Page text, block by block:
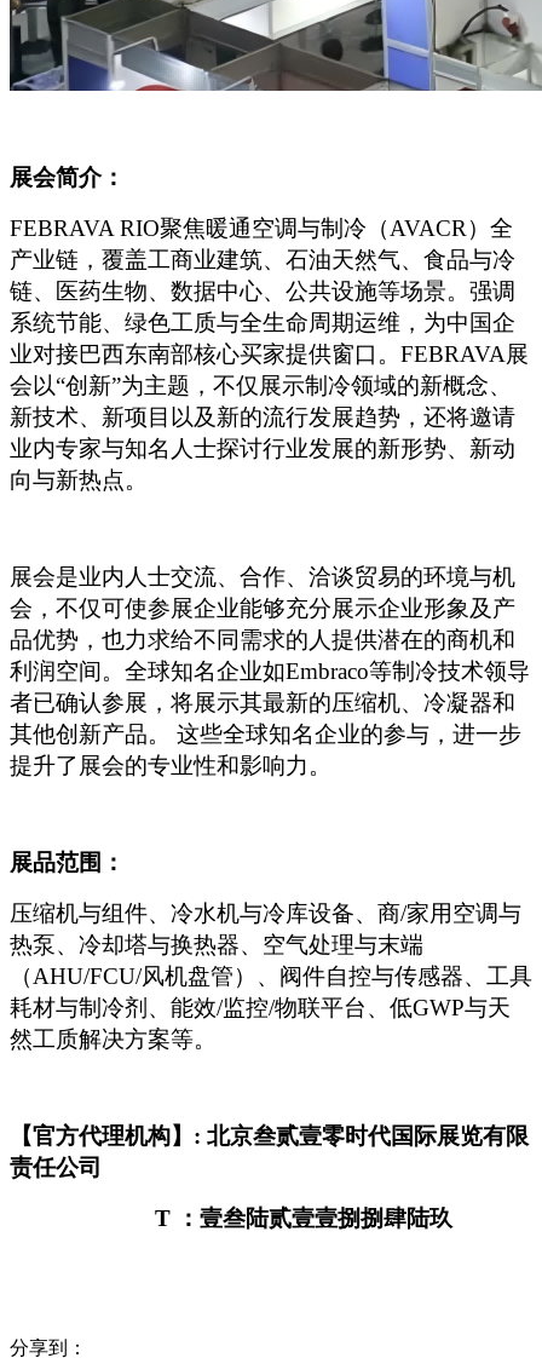
展会简介：
FEBRAVA RIO聚焦暖通空调与制冷（AVACR）全
产业链，覆盖工商业建筑、石油天然气、食品与冷
链、医药生物、数据中心、公共设施等场景。强调
系统节能、绿色工质与全生命周期运维，为中国企
业对接巴西东南部核心买家提供窗口。FEBRAVA展
会以“创新”为主题，不仅展示制冷领域的新概念、
新技术、新项目以及新的流行发展趋势，还将邀请
业内专家与知名人士探讨行业发展的新形势、新动
向与新热点。
展会是业内人士交流、合作、洽谈贸易的环境与机
会，不仅可使参展企业能够充分展示企业形象及产
品优势，也力求给不同需求的人提供潜在的商机和
利润空间。全球知名企业如Embraco等制冷技术领导
者已确认参展，将展示其最新的压缩机、冷凝器和
其他创新产品。 这些全球知名企业的参与，进一步
提升了展会的专业性和影响力。
展品范围：
压缩机与组件、冷水机与冷库设备、商/家用空调与
热泵、冷却塔与换热器、空气处理与末端
（AHU/FCU/风机盘管）、阀件自控与传感器、工具
耗材与制冷剂、能效/监控/物联平台、低GWP与天
然工质解决方案等。
【官方代理机构】: 北京叁贰壹零时代国际展览有限
责任公司
T
：壹叁陆贰壹壹捌捌肆陆玖
分享到：